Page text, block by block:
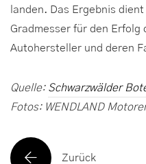
landen. Das Ergebnis
Gradmesser für den Erfolg
Autohersteller und deren
Quelle: Schwarzwälder
Fotos: WENDLAND
Zurück